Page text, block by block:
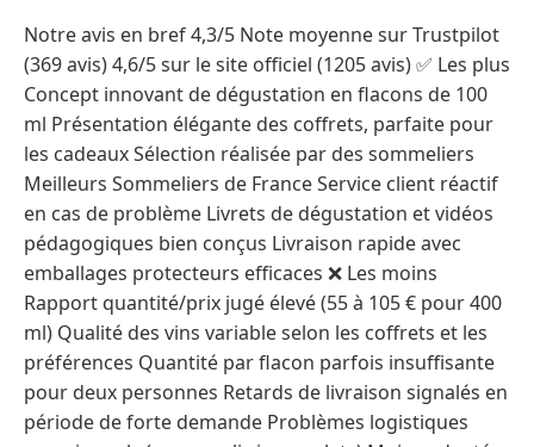
Notre avis en bref 4,3/5 Note moyenne sur Trustpilot
(369 avis) 4,6/5 sur le site officiel (1205 avis) ✅ Les plus
Concept innovant de dégustation en flacons de 100
ml Présentation élégante des coffrets, parfaite pour
les cadeaux Sélection réalisée par des sommeliers
Meilleurs Sommeliers de France Service client réactif
en cas de problème Livrets de dégustation et vidéos
pédagogiques bien conçus Livraison rapide avec
emballages protecteurs efficaces ❌ Les moins
Rapport quantité/prix jugé élevé (55 à 105 € pour 400
ml) Qualité des vins variable selon les coffrets et les
préférences Quantité par flacon parfois insuffisante
pour deux personnes Retards de livraison signalés en
période de forte demande Problèmes logistiques